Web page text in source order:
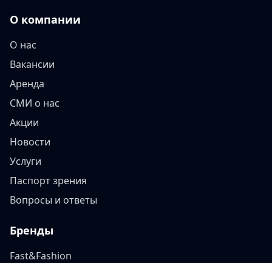
О компании
О нас
Вакансии
Аренда
СМИ о нас
Акции
Новости
Услуги
Паспорт зрения
Вопросы и ответы
Бренды
Fast&Fashion